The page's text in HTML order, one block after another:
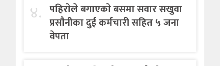
४. पहिराेले बगाएकाे बसमा सवार सखुवा
प्रसाैनीका दुई कर्मचारी सहित ५ जना
वेपता